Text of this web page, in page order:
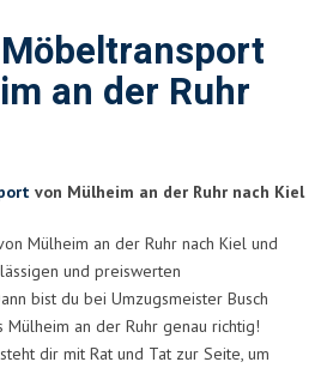
an der Ruhr
von Mülheim an der Ruhr nach Kiel
Mülheim an der Ruhr nach Kiel und
und preiswerten
bist du bei Umzugsmeister Busch
Mülheim an der Ruhr genau richtig!
dir mit Rat und Tat zur Seite, um